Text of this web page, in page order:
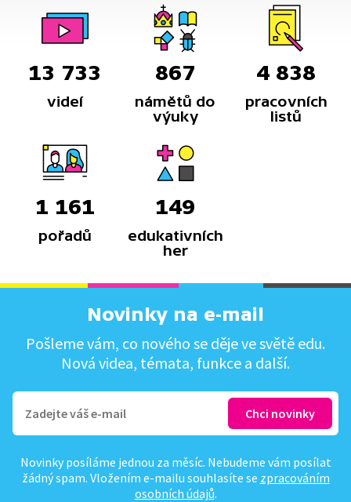
13 733
videí
867
námětů do
výuky
4 838
pracovních
listů
1 161
pořadů
149
edukativních
her
Novinky na e-mail
Pošleme vám, co nového se děje ve světě edu.
Nová videa, témata, funkce a další.
Novinky posíláme jednou za měsíc. Nebudeme vám posílat
žádný spam. Vložením e-mailu souhlasíte se zpracováním
osobních údajů.